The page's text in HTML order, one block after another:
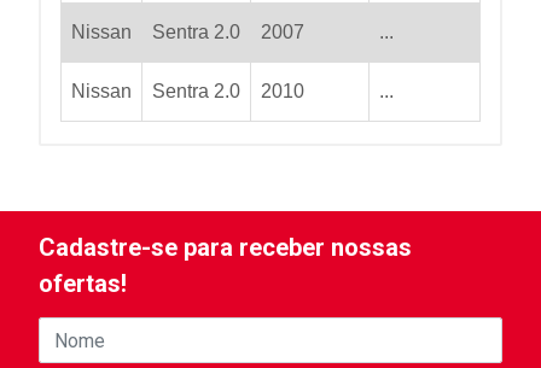
Nissan Sentra 2.0 2007 ...
Nissan Sentra 2.0 2010 ...
Cadastre-se para receber nossas
ofertas!